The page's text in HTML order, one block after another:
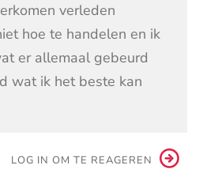
verleden
hoe te handelen en ik
er allemaal gebeurd
wat ik het beste kan
LOG IN OM TE REAGEREN